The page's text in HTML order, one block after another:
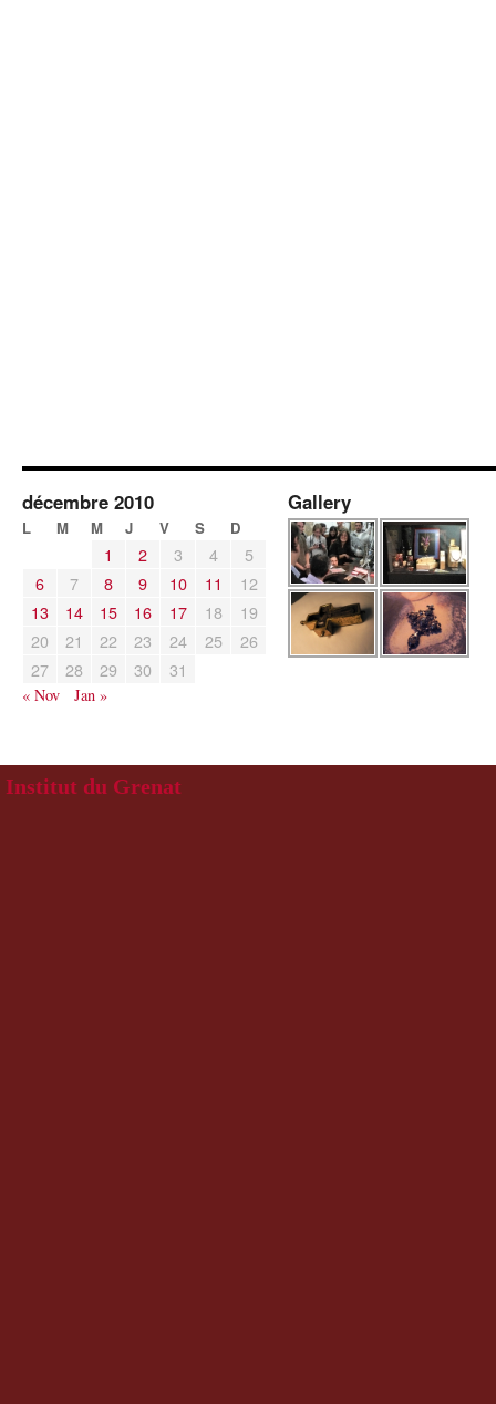
décembre 2010
L M M J V S D
1 2 3 4
5
6
7 8 9 10 11
12
13
14 15 16 17 18
19
20
21 22 23 24 25
26
27
28 29 30 31
« Nov Jan »
Gallery
Institut du Grenat